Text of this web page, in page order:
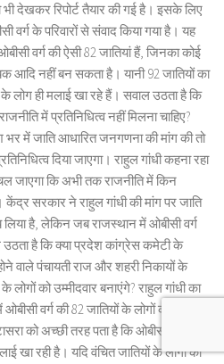
देखकर रिपोर्ट तैयार की गई है। इसके लिए
के परिवारों से संवाद किया गया है। यह
वर्ग की ऐसी 82 जातियां हैं, जिनका कोई
आदि नहीं बन सकता है। यानी 92 जातियों का
के लोग ही मलाई खा रहे हैं। सवाल उठता है कि
में प्रतिनिधित्व नहीं मिलना चाहिए?
में जाति आधारित जनगणना की मांग की तो
दिया जाएगा। राहुल गांधी कहना रहा
जाएगा कि अभी तक राजनीति में किन
केंद्र सरकार ने राहुल गांधी की मांग पर जाति
है, लेकिन जब राजस्थान में ओबीसी वर्ग
उठता है कि क्या प्रदेश कांग्रेस कमेटी के
वाले पंचायती राज और शहरी निकायों के
लोगों को उम्मीदवार बनाएंगे? राहुल गांधी का
वर्ग की 82 जातियों के लोगों को आरक्षित
को अच्छी तरह पता है कि ओबीसी की वे 10
खा रही है। यदि वंचित जातियों के लोगों को